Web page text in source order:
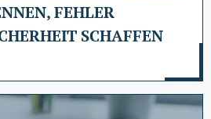
FEHLER V
SCHAFFEN